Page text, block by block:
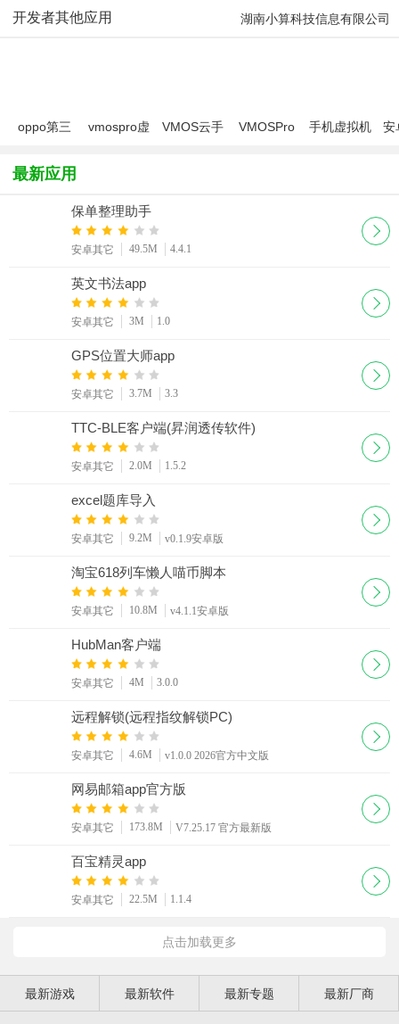
版app最新
版2026
开发者其他应用 湖南小算科技信息有限公司
oppo第三
(VMOS)
vmospro虚
VMOS云手
VMOSPro
手机虚拟机
安
最新应用
保单整理助手
安卓其它 49.5M 4.4.1
英文书法app
安卓其它 3M 1.0
GPS位置大师app
安卓其它 3.7M 3.3
TTC-BLE客户端(昇润透传软件)
安卓其它 2.0M 1.5.2
excel题库导入
安卓其它 9.2M v0.1.9安卓版
淘宝618列车懒人喵币脚本
安卓其它 10.8M v4.1.1安卓版
HubMan客户端
安卓其它 4M 3.0.0
远程解锁(远程指纹解锁PC)
安卓其它 4.6M v1.0.0 2026官方中文版
网易邮箱app官方版
安卓其它 173.8M V7.25.17 官方最新版
百宝精灵app
安卓其它 22.5M 1.1.4
点击加载更多
最新游戏 最新软件 最新专题 最新厂商